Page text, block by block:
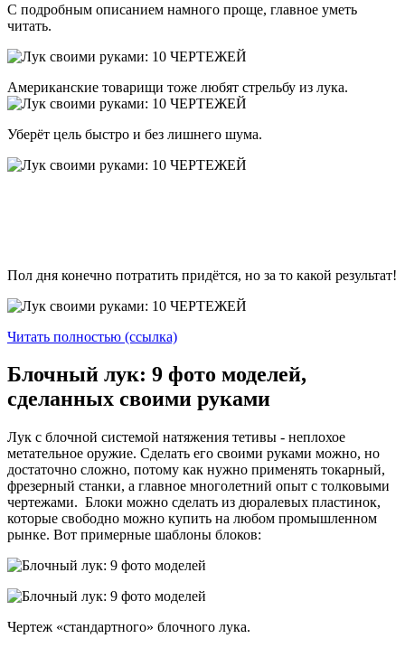
С подробным описанием намного проще, главное уметь
читать.
Американские товарищи тоже любят стрельбу из лука.
Уберёт цель быстро и без лишнего шума.
Пол дня конечно потратить придётся, но за то какой результат!
Читать полностью (ссылка)
Блочный лук: 9 фото моделей,
сделанных своими руками
Лук с блочной системой натяжения тетивы - неплохое
метательное оружие. Сделать его своими руками можно, но
достаточно сложно, потому как нужно применять токарный,
фрезерный станки, а главное многолетний опыт с толковыми
чертежами. Блоки можно сделать из дюралевых пластинок,
которые свободно можно купить на любом промышленном
рынке. Вот примерные шаблоны блоков:
Чертеж «стандартного» блочного лука.